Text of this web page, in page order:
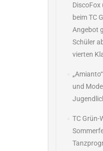
DiscoFox
beim TC
Angebot
Schüler
vierten
und
TC Grün-